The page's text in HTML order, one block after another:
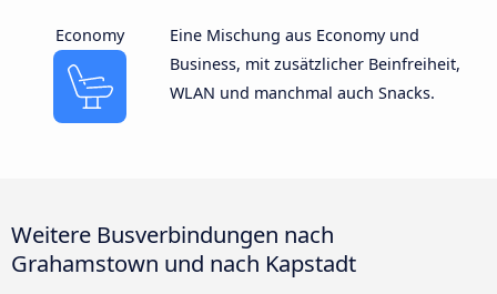
Economy
Eine Mischung aus Economy und
Business, mit zusätzlicher Beinfreiheit,
WLAN und manchmal auch Snacks.
Weitere Busverbindungen nach
Grahamstown und nach Kapstadt